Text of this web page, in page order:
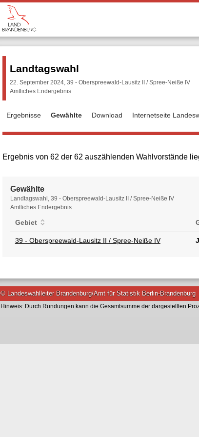
Landtagswahl
22. September 2024, 39 - Oberspreewald-Lausitz II / Spree-Neiße IV
Amtliches Endergebnis
Ergebnisse Gewählte Download Internetseite
Ergebnis von 62 der 62 auszählenden Wahlvorstände
Gewählte
Gewählte
Landtagswahl, 39 - Oberspreewald-Lausitz II / Spree-Neiße IV
Amtliches Endergebnis
Gebiet
39 - Oberspreewald-Lausitz II / Spree-Neiße IV
© Landeswahlleiter Brandenburg/Amt für Statistik Berlin-Brandenburg
Hinweis: Durch Rundungen kann die Gesamtsumme der dargestellten